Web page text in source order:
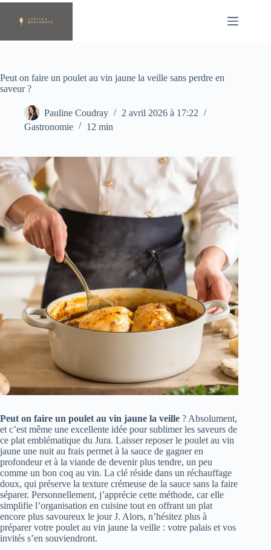
Passer
contenu
Peut on faire un poulet au vin jaune la veille sans perdre en
saveur ?
Pauline Coudray
2 avril 2026 à 17:22
Gastronomie
12 min
Peut on faire un poulet au vin jaune la veille ? Absolument,
et c’est même une excellente idée pour sublimer les saveurs de
ce plat emblématique du Jura. Laisser reposer le poulet au vin
jaune une nuit au frais permet à la sauce de gagner en
profondeur et à la viande de devenir plus tendre, un peu
comme un bon coq au vin. La clé réside dans un réchauffage
doux, qui préserve la texture crémeuse de la sauce sans la faire
séparer. Personnellement, j’apprécie cette méthode, car elle
simplifie l’organisation en cuisine tout en offrant un plat
encore plus savoureux le jour J. Alors, n’hésitez plus à
préparer votre poulet au vin jaune la veille : votre palais et vos
invités s’en souviendront.